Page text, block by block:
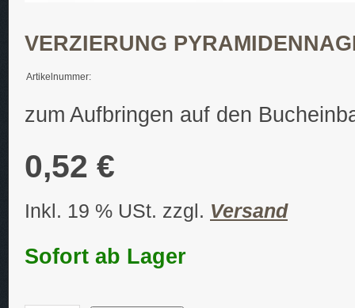
VERZIERUNG
Artikelnummer:
zum Aufbringen auf den
0,52 €
Inkl. 19 % USt. zzgl. Versand
Sofort ab Lager